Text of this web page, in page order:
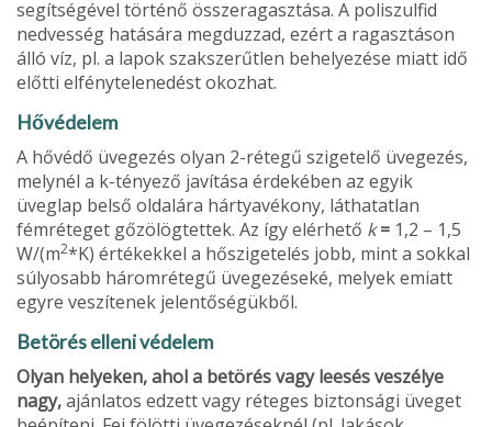
segítségével történő összeragasztása. A poliszulfid
nedvesség hatására megduzzad, ezért a ragasztáson
álló víz, pl. a lapok szakszerűtlen behelyezése miatt idő
előtti elfénytelenedést okozhat.
Hővédelem
A hővédő üvegezés olyan 2-rétegű szigetelő üvegezés,
melynél a k-tényező javítása érdeké­ben az egyik
üveglap belső oldalára hártyavé­kony, láthatatlan
fémréteget gőzölögtettek. Az így elérhető k= 1,2 – 1,5
W/(m2*K) értékekkel a hő­szigetelés jobb, mint a sokkal
súlyosabb három­rétegű üvegezéseké, melyek emiatt
egyre veszí­tenek jelentőségükből.
Betörés elleni védelem
Olyan helyeken, ahol a betörés vagy leesés ve­szélye
nagy,ajánlatos edzett vagy réteges biz­tonsági üveget